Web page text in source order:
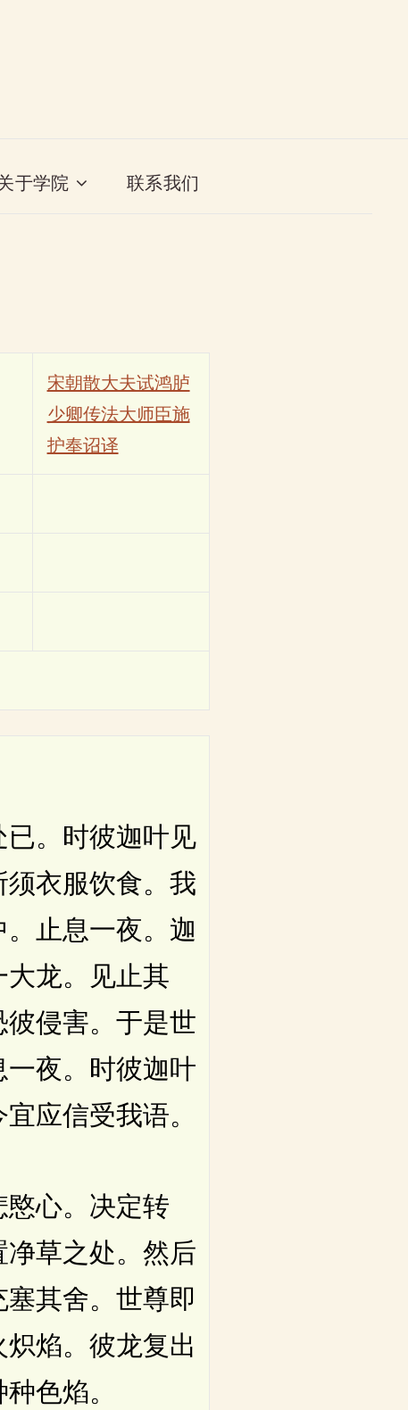
于学院 联系我们
宋朝散大夫试鸿胪
少卿传法大师臣施
护奉诏译
。时彼迦叶见
衣服饮食。我
止息一夜。迦
龙。见止其
侵害。于是世
夜。时彼迦叶
应信受我语。
心。决定转
草之处。然后
其舍。世尊即
焰。彼龙复出
色焰。